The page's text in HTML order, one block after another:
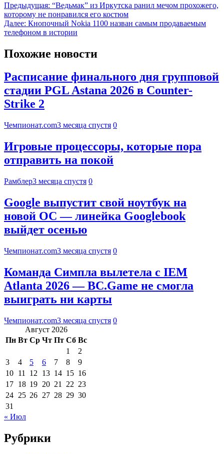
Предыдущая: “Ведьмак” из Иркутска ранил мечом прохожего,
которому не понравился его костюм
Далее: Кнопочный Nokia 1100 назван самым продаваемым
телефоном в истории
Похожие новости
Расписание финального дня групповой
стадии PGL Astana 2026 в Counter-
Strike 2
Чемпионат.com3 месяца спустя 0
Игровые процессоры, которые пора
отправить на покой
Рамблер3 месяца спустя 0
Google выпустит свой ноутбук на
новой ОС — линейка Googlebook
выйдет осенью
Чемпионат.com3 месяца спустя 0
Команда Симпла вылетела с IEM
Atlanta 2026 — BC.Game не смогла
выиграть ни карты
Чемпионат.com3 месяца спустя 0
Август 2026
Пн Вт Ср Чт Пт Сб Вс
1
2
3
4 5 6 7 8
9
10 11 12 13 14 15 16
17 18 19 20 21 22 23
24 25 26 27 28 29 30
31
« Июл
Рубрики